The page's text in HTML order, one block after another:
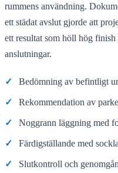
rummens användning.
ett städat avslut gjorde att
ett resultat som höll hög
anslutningar.
✓ Bedömning av befintligt
✓ Rekommendation av
✓ Noggrann läggning med
✓ Färdigställande med
✓ Slutkontroll och